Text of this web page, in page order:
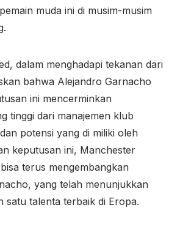
muda ini di musim-musim
dalam menghadapi tekanan dari
bahwa Alejandro Garnacho
ini mencerminkan
tinggi dari manajemen klub
potensi yang di miliki oleh
keputusan ini, Manchester
terus mengembangkan
yang telah menunjukkan
satu talenta terbaik di Eropa.